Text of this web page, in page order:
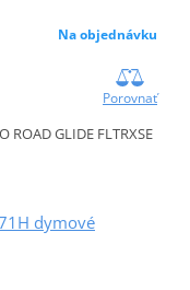
Na objednávku
Porovnať
ROAD GLIDE FLTRXSE
dymové